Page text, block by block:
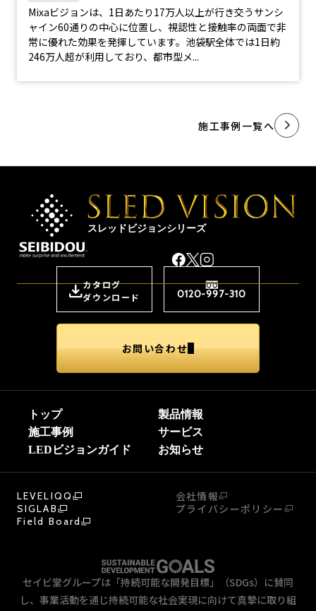
施工事例一覧へ
Mixaビジョンは、1日あたり17万人以上が行き交うサンシ
ャイン60通りの中心に位置し、視認性と接触率の両面で非
常に優れた効果を発揮しています。池袋駅全体では1日約
246万人超が利用しており、都市型メ...
スレッドビジョンシリーズ
カタログ
ダウンロード
0120-997-310
お問い合わせ
トップ
製品情報
施工事例
サービス
LEDビジョンガイド
お知らせ
LEVELIQQ
SIGLAB
Field Board
セイビ堂グループは「持続可能な開発目標」（SDGs）に賛同
し、事業活動を通じ持続可能な社会実現に向けて真摯に取り組
会社情報
プライバシーポリシー